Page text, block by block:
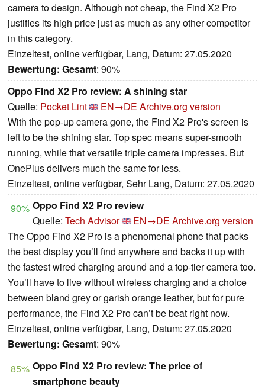
camera to design. Although not cheap, the Find X2 Pro
justifies its high price just as much as any other competitor
in this category.
Einzeltest, online verfügbar, Lang, Datum: 27.05.2020
Bewertung: Gesamt: 90%
Oppo Find X2 Pro review: A shining star
Quelle: Pocket Lint EN→DE Archive.org version
With the pop-up camera gone, the Find X2 Pro's screen is
left to be the shining star. Top spec means super-smooth
running, while that versatile triple camera impresses. But
OnePlus delivers much the same for less.
Einzeltest, online verfügbar, Sehr Lang, Datum: 27.05.2020
90% Oppo Find X2 Pro review
Quelle: Tech Advisor EN→DE Archive.org version
The Oppo Find X2 Pro is a phenomenal phone that packs
the best display you’ll find anywhere and backs it up with
the fastest wired charging around and a top-tier camera too.
You’ll have to live without wireless charging and a choice
between bland grey or garish orange leather, but for pure
performance, the Find X2 Pro can’t be beat right now.
Einzeltest, online verfügbar, Lang, Datum: 27.05.2020
Bewertung: Gesamt: 90%
85% Oppo Find X2 Pro review: The price of
smartphone beauty